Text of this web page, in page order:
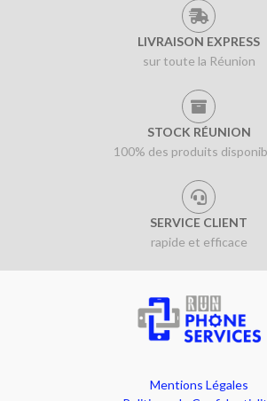
LIVRAISON EXPRESS
sur toute la Réunion
STOCK RÉUNION
100% des produits
SERVICE CLIENT
rapide et efficace
Mentions Légales